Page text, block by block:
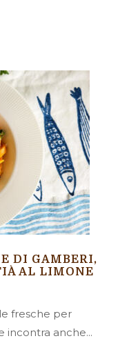
DI GAMBERI,
AL LIMONE
fresche per
anche...